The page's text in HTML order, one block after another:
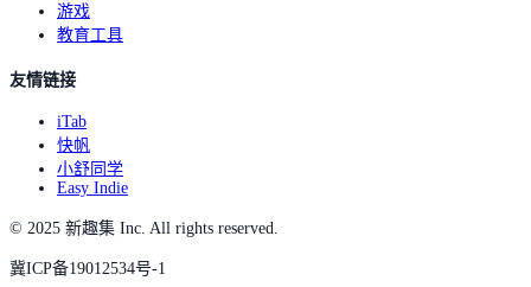
游戏
教育工具
友情链接
iTab
快帆
小舒同学
Easy Indie
© 2025 新趣集 Inc. All rights reserved.
冀ICP备19012534号-1